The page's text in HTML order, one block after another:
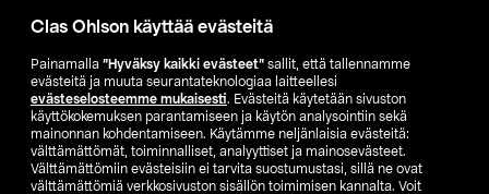
Clas Ohlson käyttää evästeitä
Painamalla ”Hyväksy kaikki evästeet” sallit, että tallennamme
evästeitä ja muuta seurantateknologiaa laitteellesi
evästeselosteemme mukaisesti. Evästeitä käytetään sivuston
käyttökokemuksen parantamiseen ja käytön analysointiin sekä
mainonnan kohdentamiseen. Käytämme neljänlaisia evästeitä:
välttämättömät, toiminnalliset, analyyttiset ja mainosevästeet.
Välttämättömiin evästeisiin ei tarvita suostumustasi, sillä ne ovat
välttämättömiä verkkosivuston sisällön toimimisen kannalta. Voit
Etsi myymälä
SE NO FI
FI SV